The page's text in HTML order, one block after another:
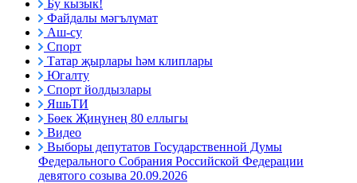
Бу кызык!
Файдалы мәгълүмат
Аш-су
Спорт
Татар җырлары һәм клиплары
Югалту
Спорт йолдызлары
ЯшьТИ
Бөек Җиңүнең 80 еллыгы
Видео
Выборы депутатов Государственной Думы
Федерального Собрания Российской Федерации
девятого созыва 20.09.2026